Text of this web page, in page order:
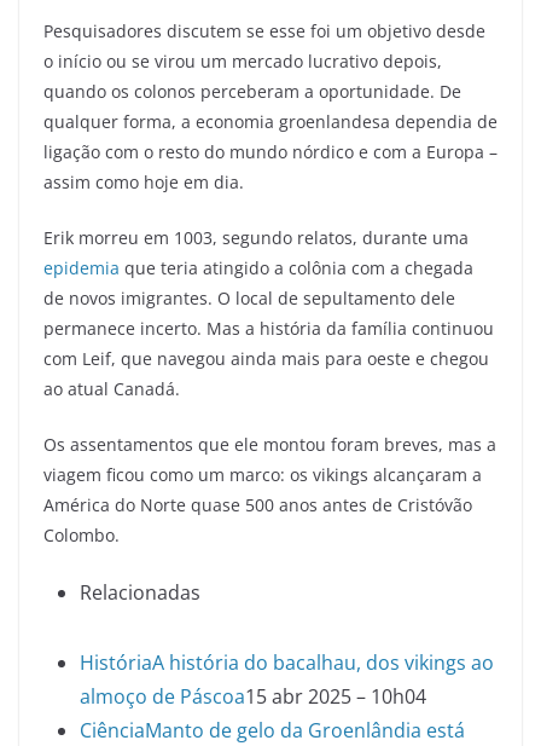
Pesquisadores discutem se esse foi um objetivo desde
o início ou se virou um mercado lucrativo depois,
quando os colonos perceberam a oportunidade. De
qualquer forma, a economia groenlandesa dependia de
ligação com o resto do mundo nórdico e com a Europa –
assim como hoje em dia.
Erik morreu em 1003, segundo relatos, durante uma
epidemia que teria atingido a colônia com a chegada
de novos imigrantes. O local de sepultamento dele
permanece incerto. Mas a história da família continuou
com Leif, que navegou ainda mais para oeste e chegou
ao atual Canadá.
Os assentamentos que ele montou foram breves, mas a
viagem ficou como um marco: os vikings alcançaram a
América do Norte quase 500 anos antes de Cristóvão
Colombo.
Relacionadas
HistóriaA história do bacalhau, dos vikings ao
almoço de Páscoa15 abr 2025 – 10h04
CiênciaManto de gelo da Groenlândia está